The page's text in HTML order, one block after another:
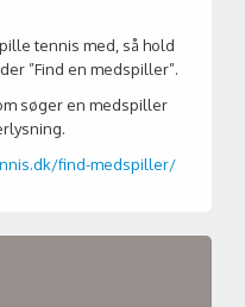
tennis med, så hold
”Find en medspiller”.
søger en medspiller
find-medspiller/